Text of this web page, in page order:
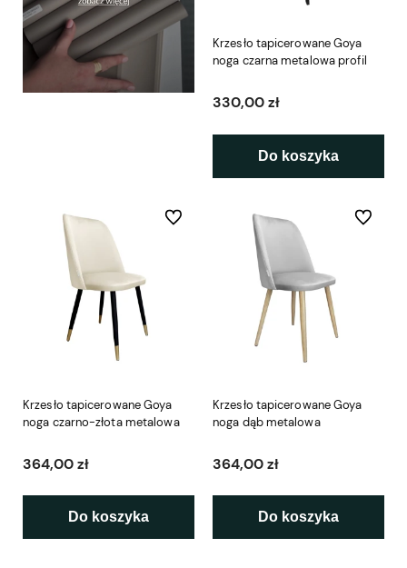
Krzesło tapicerowane Goya
noga czarna metalowa profil
330,00 zł
Do koszyka
Krzesło tapicerowane Goya
noga czarno-złota metalowa
364,00 zł
Do koszyka
Do ulubionych
Krzesło tapicerowane Goya
noga dąb metalowa
364,00 zł
Do koszyka
Do